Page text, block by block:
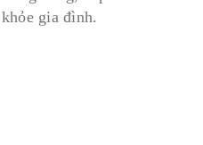
gia đình.